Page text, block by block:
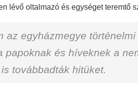
lévő oltalmazó és egységet teremtő
az egyházmegye történelmi
papoknak és híveknek a
továbbadták hitüket.